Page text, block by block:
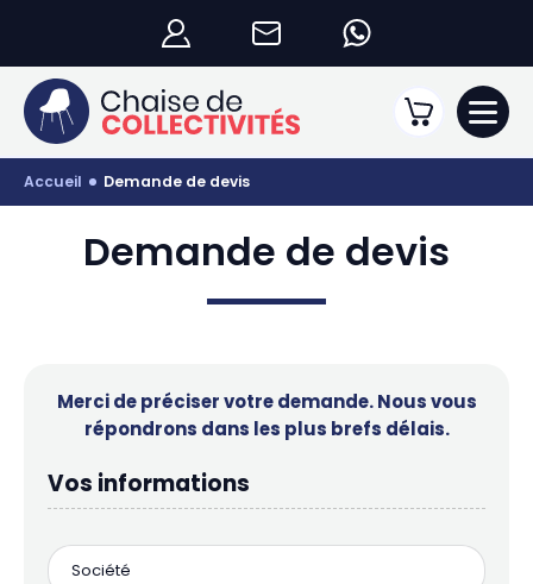
accueil demande de devis
Demande de devis
Merci de préciser votre demande. Nous vous
répondrons dans les plus brefs délais.
Vos informations